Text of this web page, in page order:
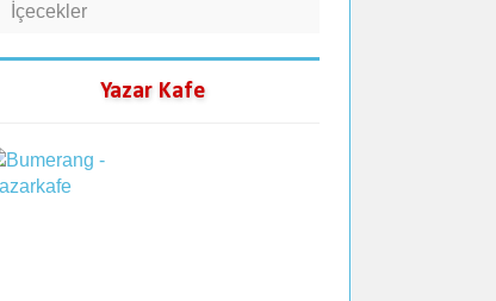
İçecekler
Yazar Kafe